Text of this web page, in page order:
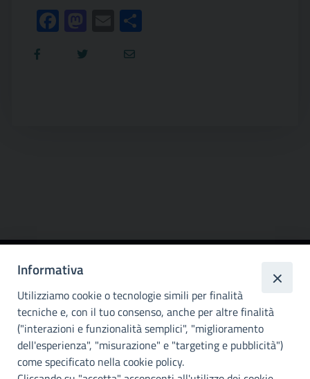
Facebook
Mastodon
Email
Città
metropolitana di
Palermo
INFO E CONTATTI
I nostri canali social
Informativa
Utilizziamo cookie o tecnologie simili per finalità
tecniche e, con il tuo consenso, anche per altre finalità
("interazioni e funzionalità semplici", "miglioramento
dell'esperienza", "misurazione" e "targeting e pubblicità")
come specificato nella cookie policy.